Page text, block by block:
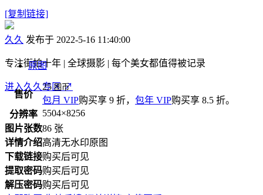
[复制链接]
久久 发布于 2022-5-16 11:40:00
专注街拍十年 | 全球摄影 | 每个美女都值得被记录
进入久久专区↗
原图
售价
25图币
包月 VIP购买享 9 折， 包年 VIP购买享 8.5 折。
分辨率 5504×8256
图片张数86 张
详情介绍高清无水印原图
下载链接购买后可见
提取密码购买后可见
解压密码购买后可见